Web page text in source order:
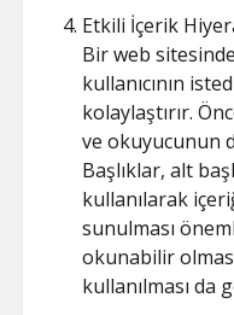
Etkili İçerik
Bir web
kullanıcının
kolaylaştırır.
ve okuyucunun
Başlıklar, alt
kullanılarak
sunulması
okunabilir
kullanılması da